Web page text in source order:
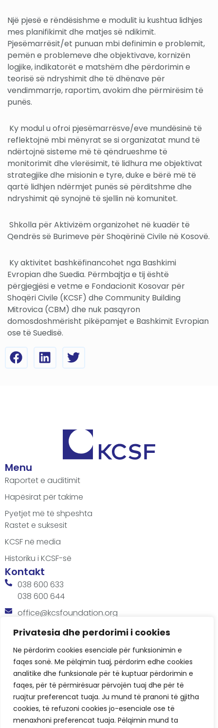
Privatesia dhe perdorimi i cookies
Ne përdorim cookies esenciale për funksionimin e
faqes sonë. Me pëlqimin tuaj, përdorim edhe cookies
analitike dhe funksionale për të kuptuar përdorimin e
faqes, për të përmirësuar përvojën tuaj dhe për të
ruajtur preferencat tuaja. Ju mund të pranoni të gjitha
cookies, të refuzoni cookies jo-esenciale ose të
menaxhoni preferencat tuaja. Pëlqimin mund ta
Një pjesë e rëndësishme e modulit iu kushtua lidhjes
mes planifikimit dhe matjes së ndikimit.
Pjesëmarrësit/et punuan mbi definimin e problemit,
pemën e problemeve dhe objektivave, kornizën
logjike, indikatorët e matshëm dhe përdorimin e
teorisë së ndryshimit dhe të dhënave për
vendimmarrje, raportim, avokim dhe përmirësim të
punës.
Ky modul u ofroi pjesëmarrësve/eve mundësinë të
reflektojnë mbi mënyrat se si organizatat mund të
ndërtojnë sisteme më të qëndrueshme të
monitorimit dhe vlerësimit, të lidhura me objektivat
strategjike dhe misionin e tyre, duke e bërë më të
qartë lidhjen ndërmjet punës së përditshme dhe
ndryshimit që synojnë të sjellin në komunitet.
Shkolla për Aktivizëm organizohet në kuadër të
Qendrës së Burimeve për Shoqërinë Civile në Kosovë.
Ky aktivitet bashkëfinancohet nga Bashkimi
Evropian dhe Suedia. Përmbajtja e tij është
përgjegjësi e vetme e Fondacionit Kosovar për
Shoqëri Civile (KCSF) dhe Community Building
Mitrovica (CBM) dhe nuk pasqyron
domosdoshmërisht pikëpamjet e Bashkimit Evropian
ose të Suedisë.
Menu
Raportet e auditimit
Hapësirat për takime
Pyetjet më të shpeshta
Rastet e suksesit
KCSF në media
Historiku i KCSF-së
Kontakt
038 600 633
038 600 644
office@kcsfoundation.org
Besa Imami, Lam A, H1, Kat.12, nr. 65-1, Lakrishtë,
Orari
8:00 AM - 4:00 PM